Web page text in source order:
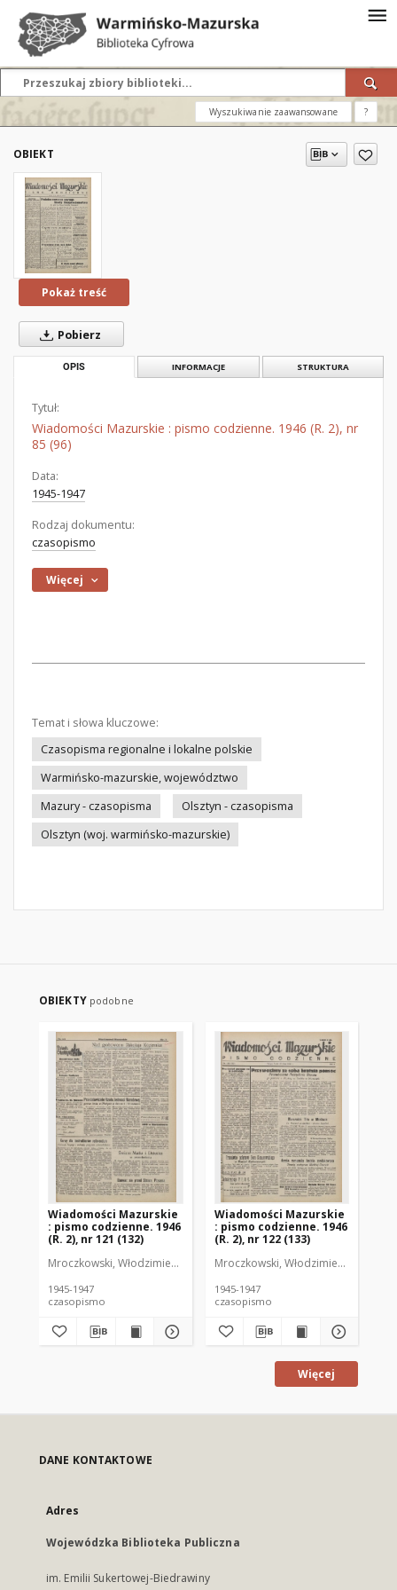
Wyszukiwanie zaawansowane ?
OBIEKT
Pokaż treść
Pobierz
OPIS INFORMACJE STRUKTURA
Tytuł:
Wiadomości Mazurskie : pismo codzienne. 1946 (R. 2), nr
85 (96)
Data:
1945-1947
Rodzaj dokumentu:
czasopismo
Więcej
Temat i słowa kluczowe:
Czasopisma regionalne i lokalne polskie
Warmińsko-mazurskie, województwo
Mazury - czasopisma
Olsztyn - czasopisma
Olsztyn (woj. warmińsko-mazurskie)
OBIEKTY podobne
Wiadomości Mazurskie
: pismo codzienne. 1946
(R. 2), nr 121 (132)
Mroczkowski, Włodzimierz (1902-1971). Redaktor
1945-1947
czasopismo
Wiadomości Mazurskie
: pismo codzienne. 1946
(R. 2), nr 122 (133)
Mroczkowski, Włodzimierz (1902-
1945-1947
czasopismo
Więcej
DANE KONTAKTOWE
Adres
Wojewódzka Biblioteka Publiczna
im. Emilii Sukertowej-Biedrawiny